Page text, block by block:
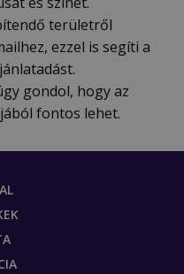
területről
ezzel is segíti a
gondol, hogy az
fontos lehet.